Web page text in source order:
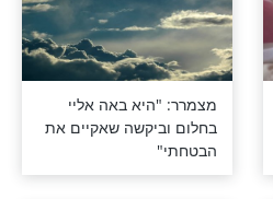
יש חלום שחוזר ובא שוב
ושוב, לא מרפה? כדאי
שתעשו סדר הטבת חלום